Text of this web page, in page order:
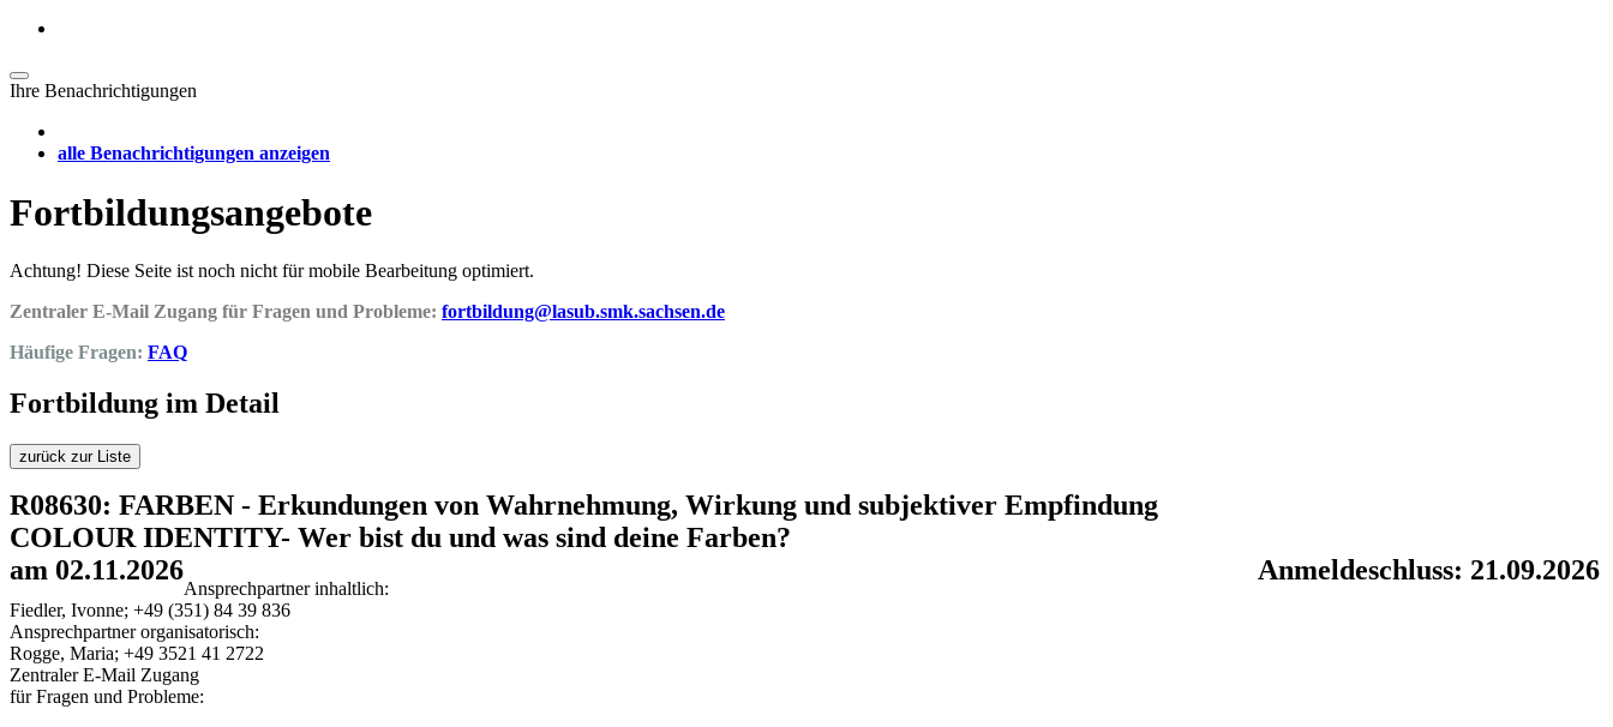
Ihre Benachrichtigungen
alle Benachrichtigungen anzeigen
Fortbildungsangebote
Achtung! Diese Seite ist noch nicht für mobile Bearbeitung optimiert.
Zentraler E-Mail Zugang für Fragen und Probleme: fortbildung@lasub.smk.sachsen.de
Häufige Fragen: FAQ
Fortbildung im Detail
zurück zur Liste
R08630: FARBEN - Erkundungen von Wahrnehmung, Wirkung und subjektiver Empfindung
COLOUR IDENTITY- Wer bist du und was sind deine Farben?
am 02.11.2026
Anmeldeschluss: 21.09.2026
Ansprechpartner inhaltlich:
Fiedler, Ivonne; +49 (351) 84 39 836
Ansprechpartner organisatorisch:
Rogge, Maria; +49 3521 41 2722
Zentraler E-Mail Zugang
für Fragen und Probleme: